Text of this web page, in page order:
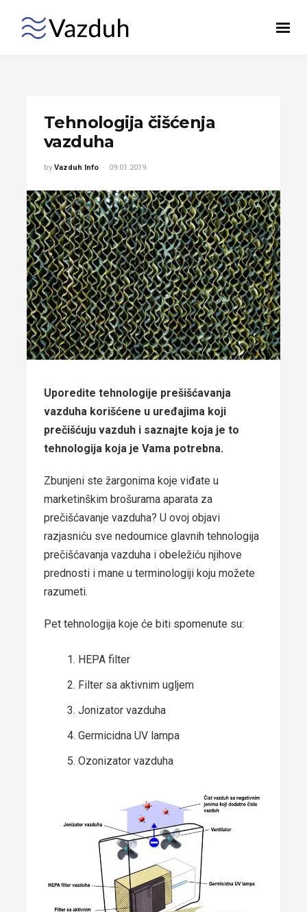
Tehnologija čišćenja
vazduha
by Vazduh Info 09.01.2019.
Uporedite tehnologije prešišćavanja
vazduha korišćene u uređajima koji
prečišćuju vazduh i saznajte koja je to
tehnologija koja je Vama potrebna.
Zbunjeni ste žargonima koje viđate u
marketinškim brošurama aparata za
prečišćavanje vazduha? U ovoj objavi
razjasniću sve nedoumice glavnih tehnologija
prečišćavanja vazduha i obeležiću njihove
prednosti i mane u terminologiji koju možete
razumeti.
Pet tehnologija koje će biti spomenute su:
HEPA filter
Filter sa aktivnim ugljem
Jonizator vazduha
Germicidna UV lampa
Ozonizator vazduha